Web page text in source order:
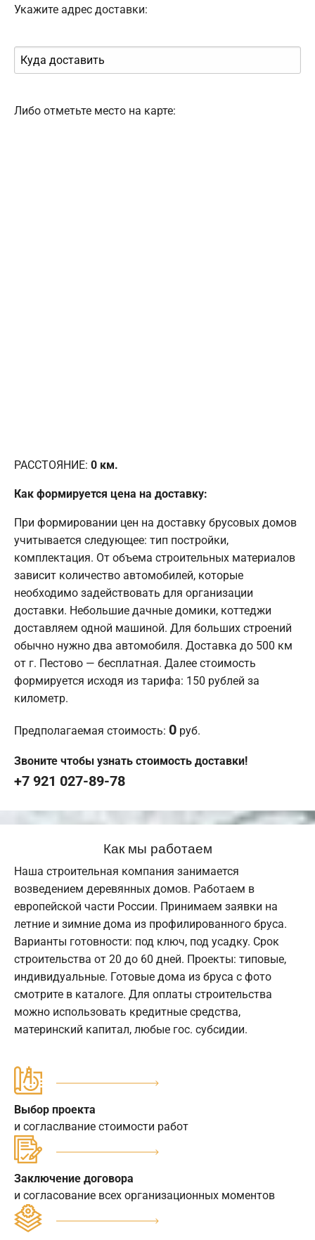
Укажите адрес доставки:
Либо отметьте место на карте:
РАССТОЯНИЕ: 0 км.
Как формируется цена на доставку:
При формировании цен на доставку брусовых домов
учитывается следующее: тип постройки,
комплектация. От объема строительных материалов
зависит количество автомобилей, которые
необходимо задействовать для организации
доставки. Небольшие дачные домики, коттеджи
доставляем одной машиной. Для больших строений
обычно нужно два автомобиля. Доставка до 500 км
от г. Пестово — бесплатная. Далее стоимость
формируется исходя из тарифа: 150 рублей за
километр.
Предполагаемая стоимость: 0 руб.
Звоните чтобы узнать стоимость доставки!
+7 921 027-89-78
Как мы работаем
Наша строительная компания занимается
возведением деревянных домов. Работаем в
европейской части России. Принимаем заявки на
летние и зимние дома из профилированного бруса.
Варианты готовности: под ключ, под усадку. Срок
строительства от 20 до 60 дней. Проекты: типовые,
индивидуальные. Готовые дома из бруса с фото
смотрите в каталоге. Для оплаты строительства
можно использовать кредитные средства,
материнский капитал, любые гос. субсидии.
Выбор проекта
и согласлвание стоимости работ
Заключение договора
и согласование всех организационных моментов